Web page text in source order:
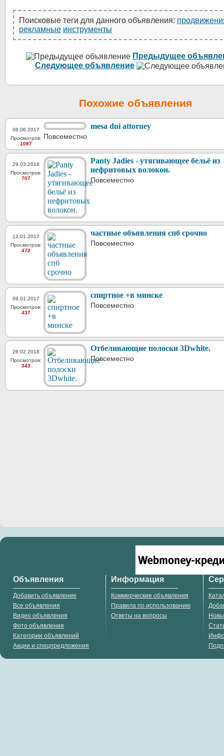
Поисковые теги для данного объявления:
рекламные инструменты
Предыдущее
Следующее объявление
Похожие объявления
06.06.2017
Просмотров:
1087
mesa dui attorney
Повсеместно
29.03.2018
Просмотров:
707
Panty Jadies - утягивающее бельё из
нефритовых волокон.
Повсеместно
12.01.2017
Просмотров:
472
частные объявления спб срочно
Повсеместно
09.01.2017
Просмотров:
437
спиртное +в минске
Повсеместно
26.02.2018
Просмотров:
343
Отбеливающие полоски 3Dwhite.
Повсеместно
Объявления
Добавить объявление
Все объявления
Видео объявления
Фото объявления
Категории объявлений
Акции и спецпредложения
Информация
Коммерческие объявления
Правила по использованию
Ответы на вопросы